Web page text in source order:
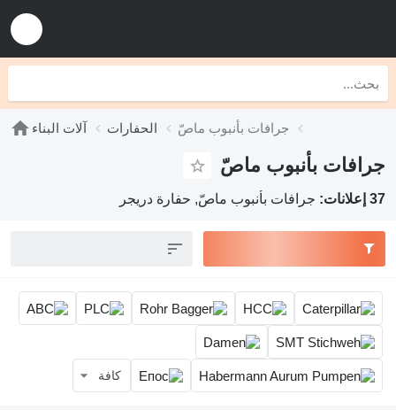
آلات البناء الحفارات جرافات بأنبوب ماصّ
جرافات بأنبوب ماصّ
37 إعلانات: جرافات بأنبوب ماصّ, حفارة دريجر
كافة